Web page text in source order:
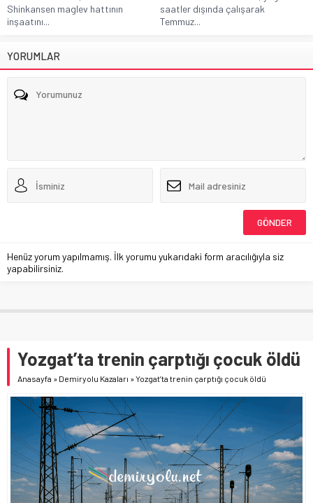
Shinkansen maglev hattının
inşaatını...
saatler dışında çalışarak
Temmuz...
YORUMLAR
Henüz yorum yapılmamış. İlk yorumu yukarıdaki form aracılığıyla siz
yapabilirsiniz.
Yozgat’ta trenin çarptığı çocuk öldü
Anasayfa » Demiryolu Kazaları »Yozgat’ta trenin çarptığı çocuk öldü